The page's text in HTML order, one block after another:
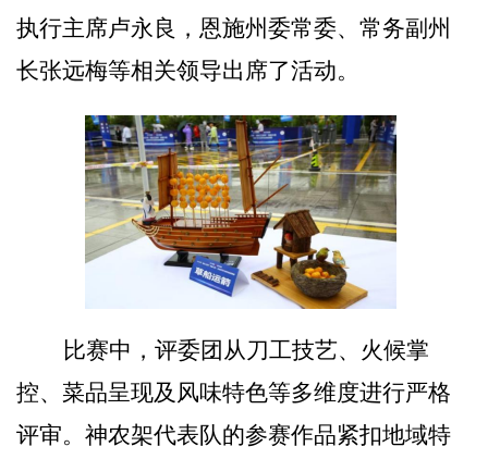
执行主席卢永良，恩施州委常委、常务副州
长张远梅等相关领导出席了活动。
比赛中，评委团从刀工技艺、火候掌
控、菜品呈现及风味特色等多维度进行严格
评审。神农架代表队的参赛作品紧扣地域特